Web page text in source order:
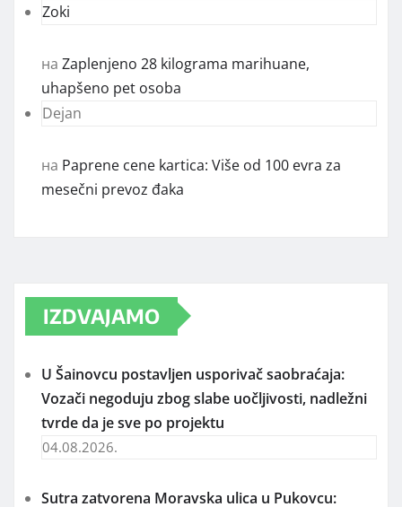
Zoki
на Zaplenjeno 28 kilograma marihuane,
uhapšeno pet osoba
Dejan
на Paprene cene kartica: Više od 100 evra za
mesečni prevoz đaka
IZDVAJAMO
U Šainovcu postavljen usporivač saobraćaja:
Vozači negoduju zbog slabe uočljivosti, nadležni
tvrde da je sve po projektu
04.08.2026.
Sutra zatvorena Moravska ulica u Pukovcu: